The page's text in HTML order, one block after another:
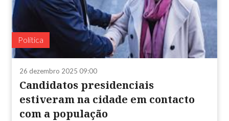
Política
26 dezembro 2025 09:00
Candidatos presidenciais
estiveram na cidade em contacto
com a população